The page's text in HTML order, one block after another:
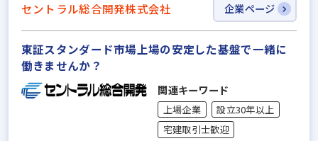
セントラル総合開発株式会社 企業ページ
東証スタンダード市場上場の安定した基盤で一緒に
働きませんか？
関連キーワード
上場企業
設立30年以上
宅建取引士歓迎